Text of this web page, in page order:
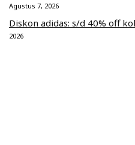
Agustus 7, 2026
Diskon adidas: s/d 40% off
2026